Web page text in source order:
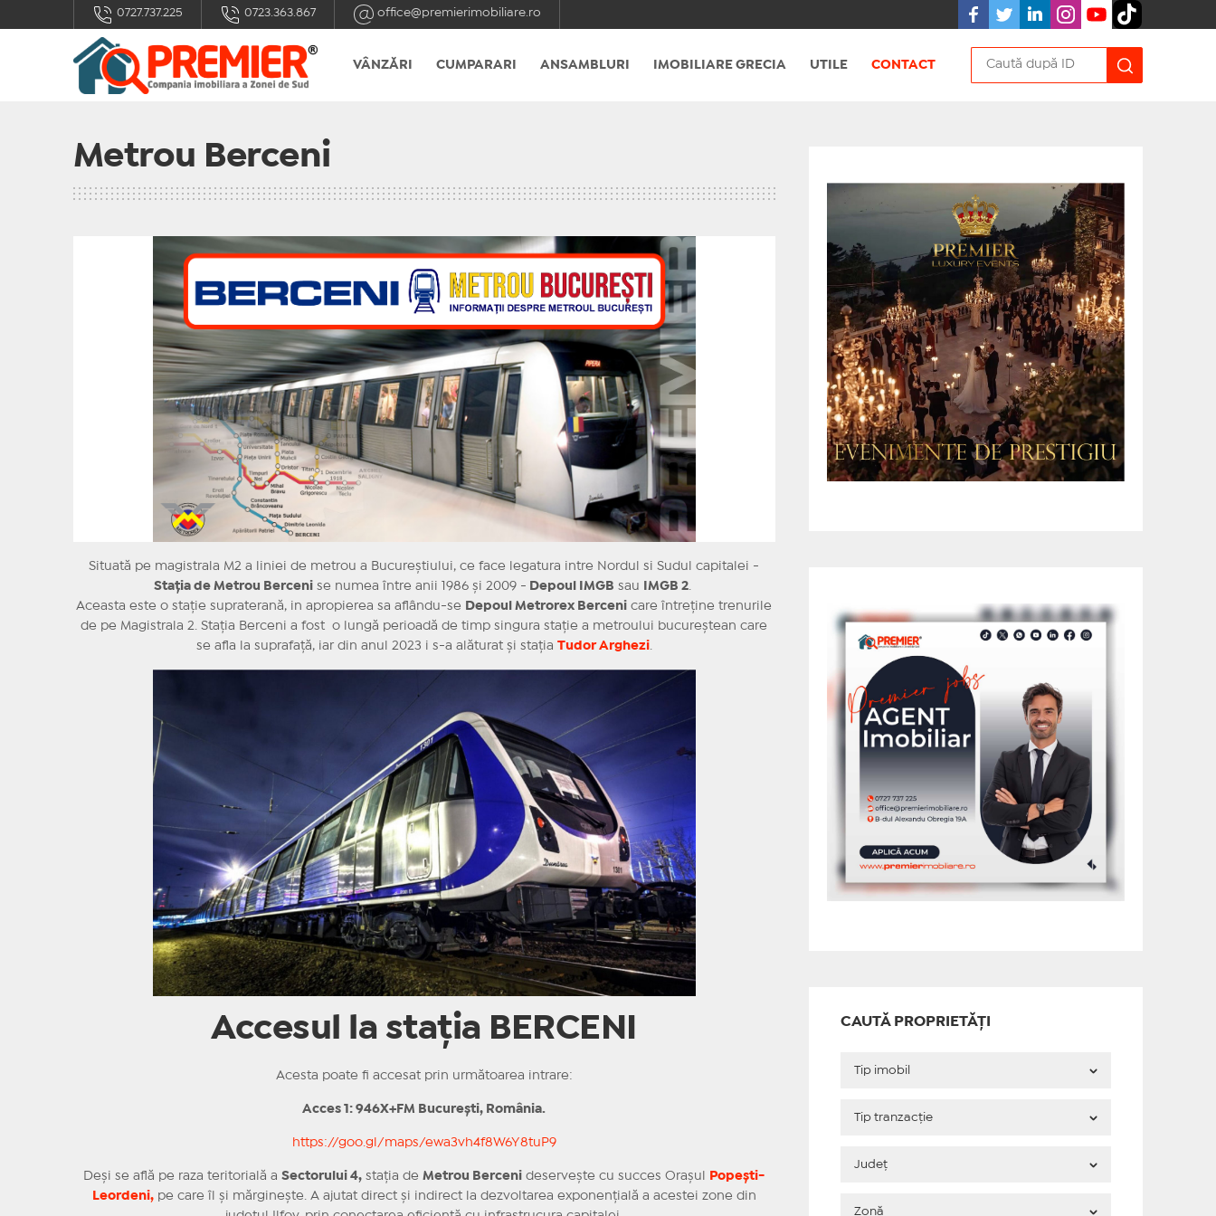
0727.737.225 0723.363.867 office@premierimobiliare.ro
VÂNZĂRI CUMPARARI ANSAMBLURI IMOBILIARE GRECIA UTILE CONTACT
Metrou Berceni
Situată pe magistrala M2 a liniei de metrou a Bucureștiului, ce face legatura intre Nordul si Sudul capitalei -
Stația de Metrou Bercenise numea între anii 1986 și 2009 - Depoul IMGB sau IMGB 2.
Aceasta este o stație supraterană, in apropierea sa aflându-se
Depoul Metrorex Berceni care întreține trenurile
de pe Magistrala 2. Stația Berceni a fost o lungă perioadă de timp singura stație a metroului bucureștean care
se afla la suprafață, iar din anul 2023 i s-a alăturat și stația Tudor Arghezi.
Accesul la stația BERCENI
Acesta poate fi accesat prin următoarea intrare:
Acces 1: 946X+FM București, România.
https://goo.gl/maps/ewa3vh4f8W6Y8tuP9
Deși se află pe raza teritorială aSectorului 4, stația deMetrou Berceni deservește cu succes Orașul
Popești-
Leordeni,pe care îl și mărginește. A ajutat direct și indirect la dezvoltarea exponențială a acestei zone din
CAUTĂ PROPRIETĂȚI